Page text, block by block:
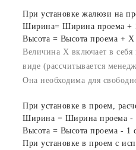
При установке жалюзи на
Ширина= Ширина проема +
Высота = Высота проема + X
Величина X включает в
виде (рассчитывается
Она необходима для
При установке в проем,
Ширина = Ширина проема -
Высота = Высота проема - 1
При установке в проем с